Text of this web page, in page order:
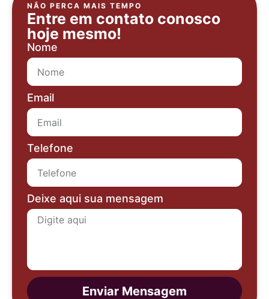
NÃO PERCA MAIS TEMPO
Entre em contato conosco
hoje mesmo!
Nome
Email
Telefone
Deixe aqui sua mensagem
Enviar Mensagem